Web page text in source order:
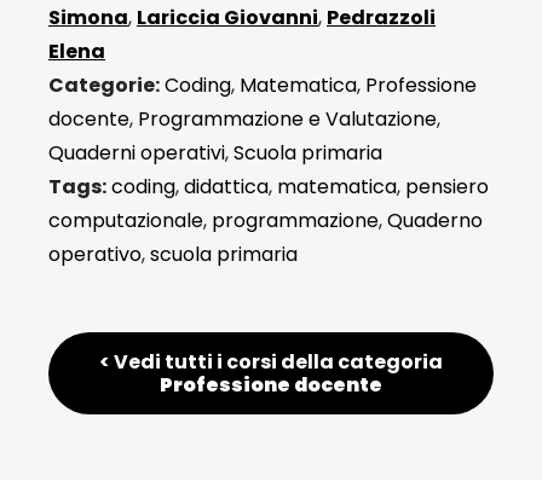
Simona, Lariccia Giovanni, Pedrazzoli
Elena
Categorie:Coding, Matematica, Professione
docente, Programmazione e Valutazione,
Quaderni operativi,Scuola primaria
Tags:coding,didattica, matematica, pensiero
computazionale, programmazione,Quaderno
operativo,scuola primaria
< Vedi tutti i corsi della categoria
Professione docente